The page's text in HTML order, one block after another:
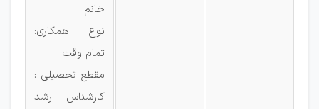
خانم
نوع همکاری:
تمام وقت
مقطع تحصیلی :
کارشناس ارشد